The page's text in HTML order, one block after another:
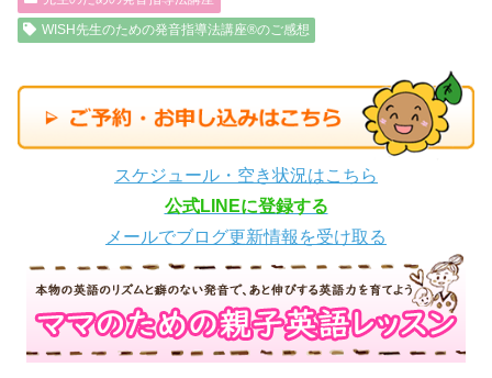
WISH先生のための発音指導法講座®のご感想
スケジュール・空き状況はこちら
公式LINEに登録する
メールでブログ更新情報を受け取る